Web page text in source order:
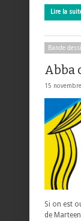
Lire la
Bande
Abba
15
Si on est
de